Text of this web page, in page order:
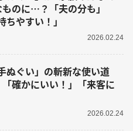
のに…？「夫の分も」
ちやすい！」
2026.02.24
ぬぐい」の斬新な使い道
「確かにいい！」「来客に
2026.02.24